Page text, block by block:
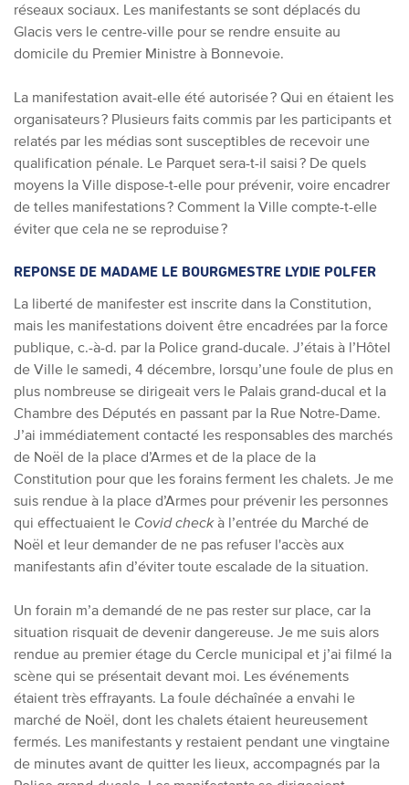
réseaux sociaux. Les manifestants se sont déplacés du
Glacis vers le centre-ville pour se rendre ensuite au
domicile du Premier Ministre à Bonnevoie.
La manifestation avait-elle été autorisée ? Qui en étaient les
organisateurs ? Plusieurs faits commis par les participants et
relatés par les médias sont susceptibles de recevoir une
qualification pénale. Le Parquet sera-t-il saisi ? De quels
moyens la Ville dispose-t-elle pour prévenir, voire encadrer
de telles manifestations ? Comment la Ville compte-t-elle
éviter que cela ne se reproduise ?
REPONSE DE MADAME LE BOURGMESTRE LYDIE POLFER
La liberté de manifester est inscrite dans la Constitution,
mais les manifestations doivent être encadrées par la force
publique, c.-à-d. par la Police grand-ducale. J’étais à l’Hôtel
de Ville le samedi, 4 décembre, lorsqu’une foule de plus en
plus nombreuse se dirigeait vers le Palais grand-ducal et la
Chambre des Députés en passant par la Rue Notre-Dame.
J’ai immédiatement contacté les responsables des marchés
de Noël de la place d’Armes et de la place de la
Constitution pour que les forains ferment les chalets. Je me
suis rendue à la place d’Armes pour prévenir les personnes
qui effectuaient le Covid checkà l’entrée du Marché de
Noël et leur demander de ne pas refuser l'accès aux
manifestants afin d’éviter toute escalade de la situation.
Un forain m’a demandé de ne pas rester sur place, car la
situation risquait de devenir dangereuse. Je me suis alors
rendue au premier étage du Cercle municipal et j’ai filmé la
scène qui se présentait devant moi. Les événements
étaient très effrayants. La foule déchaînée a envahi le
marché de Noël, dont les chalets étaient heureusement
fermés. Les manifestants y restaient pendant une vingtaine
de minutes avant de quitter les lieux, accompagnés par la